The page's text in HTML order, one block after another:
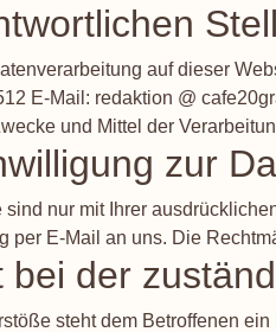
auf dieser
E-Mail: redaktion @
und Mittel der
zur
nur mit Ihrer
per E-Mail an uns. Die
der
steht dem Betroffenen